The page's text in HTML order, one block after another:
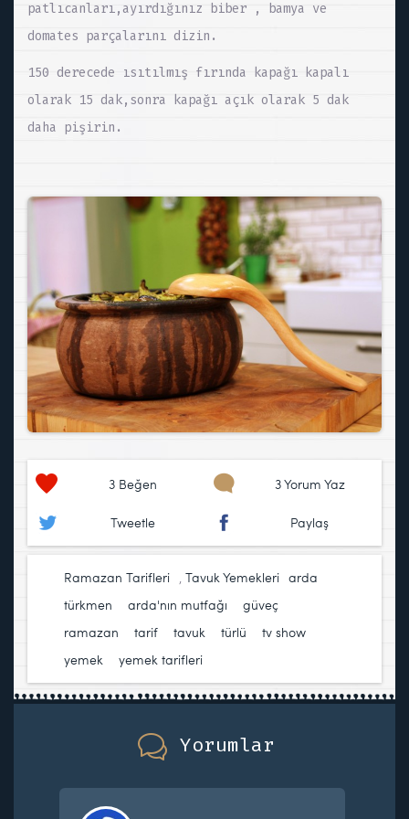
patlıcanları,ayırdığınız biber , bamya ve
domates parçalarını dizin.
150 derecede ısıtılmış fırında kapağı kapalı
olarak 15 dak,sonra kapağı açık olarak 5 dak
daha pişirin.
3 Beğen 3 Yorum Yaz
Tweetle Paylaş
Ramazan Tarifleri , Tavuk Yemekleri arda
türkmen
arda'nın mutfağı güveç
ramazan
tarif tavuk türlü tv show
yemek
yemek tarifleri
Yorumlar